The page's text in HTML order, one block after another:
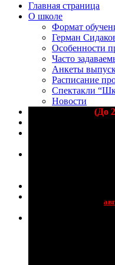
Главная страница
О школе
Формат
Герман
Особенности
Часто
Анкеты
Расписание
Спектакли
Новости
(До